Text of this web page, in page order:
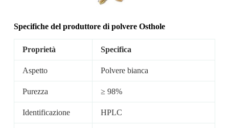
Specifiche del produttore di polvere Osthole
Proprietà Specifica
Aspetto Polvere bianca
Purezza ≥ 98%
Identificazione HPLC